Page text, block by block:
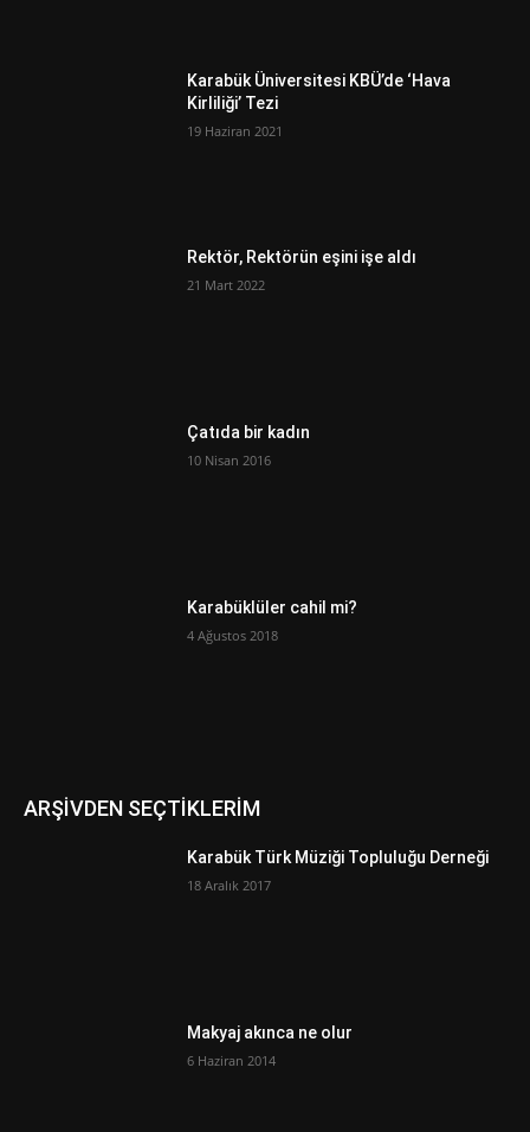
Karabük Üniversitesi KBÜ’de ‘Hava
Kirliliği’ Tezi
19 Haziran 2021
Rektör, Rektörün eşini işe aldı
21 Mart 2022
Çatıda bir kadın
10 Nisan 2016
Karabüklüler cahil mi?
4 Ağustos 2018
ARŞİVDEN SEÇTİKLERİM
Karabük Türk Müziği Topluluğu Derneği
18 Aralık 2017
Makyaj akınca ne olur
6 Haziran 2014